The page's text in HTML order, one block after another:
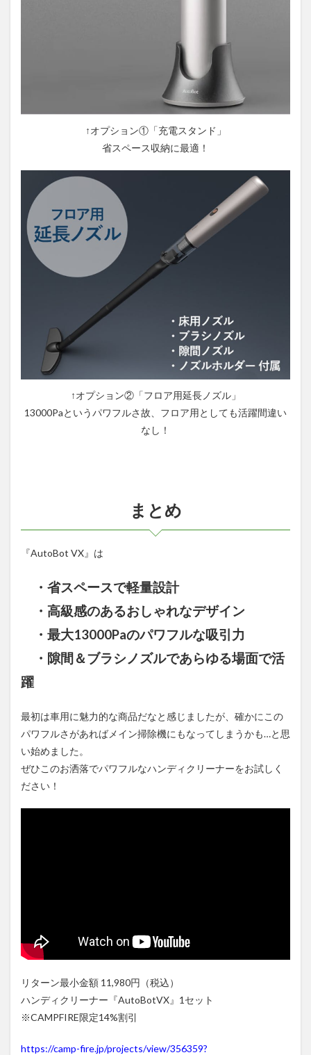
↑オプション①「充電スタンド」
省スペース収納に最適！
↑オプション②「フロア用延長ノズル」
13000Paというパワフルさ故、フロア用としても活躍間違い
なし！
まとめ
『AutoBot VX』は
・省スペースで軽量設計
・高級感のあるおしゃれなデザイン
・最大13000Paのパワフルな吸引力
・隙間＆ブラシノズルであらゆる場面で活
躍
最初は車用に魅力的な商品だなと感じましたが、確かにこの
パワフルさがあればメイン掃除機にもなってしまうかも…と思
い始めました。
ぜひこのお洒落でパワフルなハンディクリーナーをお試しく
ださい！
リターン最小金額 11,980円（税込）
ハンディクリーナー『AutoBotVX』1セット
※CAMPFIRE限定14%割引
https://camp-fire.jp/projects/view/356359?